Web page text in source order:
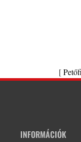
[
INFORMÁCIÓK